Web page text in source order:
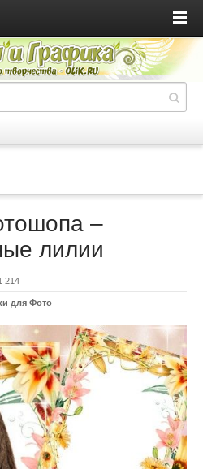
–
лилии
214
для Фото